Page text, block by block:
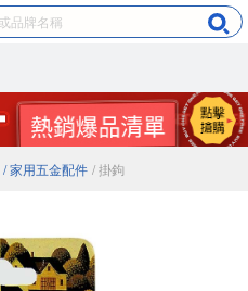
/ 家用五金配件 / 掛鉤